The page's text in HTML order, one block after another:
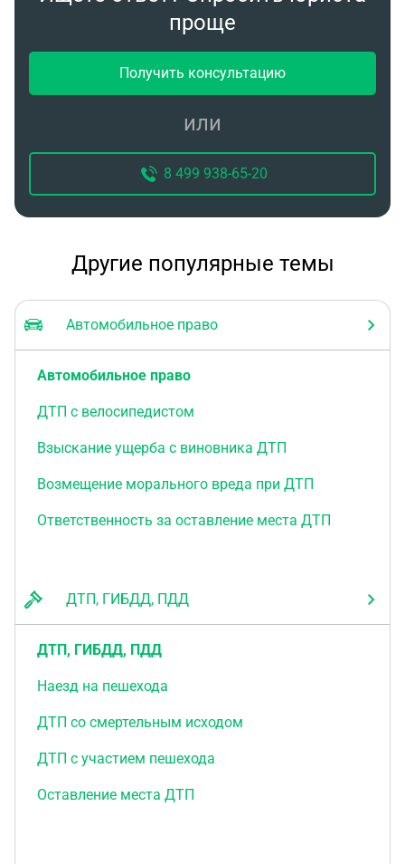
МЧС и взыскать с них убытки.
проще
Получить консультацию
или
8 499 938-65-20
Другие популярные темы
Автомобильное право
Автомобильное право
ДТП с велосипедистом
Взыскание ущерба с виновника ДТП
Возмещение морального вреда при ДТП
Ответственность за оставление места ДТП
ДТП, ГИБДД, ПДД
ДТП, ГИБДД, ПДД
Наезд на пешехода
ДТП со смертельным исходом
ДТП с участием пешехода
Оставление места ДТП